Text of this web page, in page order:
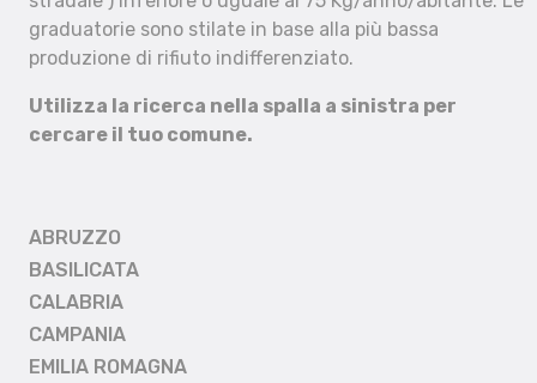
graduatorie sono stilate in base alla più bassa
produzione di rifiuto indifferenziato.
Utilizza la ricerca nella spalla a sinistra per
cercare il tuo comune.
ABRUZZO
BASILICATA
CALABRIA
CAMPANIA
EMILIA ROMAGNA